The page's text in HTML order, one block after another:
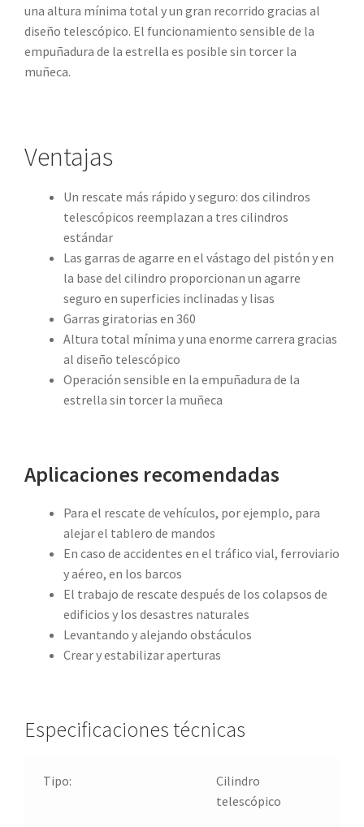
una altura mínima total y un gran recorrido gracias al
diseño telescópico. El funcionamiento sensible de la
empuñadura de la estrella es posible sin torcer la
muñeca.
Ventajas
Un rescate más rápido y seguro: dos cilindros
telescópicos reemplazan a tres cilindros
estándar
Las garras de agarre en el vástago del pistón y en
la base del cilindro proporcionan un agarre
seguro en superficies inclinadas y lisas
Garras giratorias en 360
Altura total mínima y una enorme carrera gracias
al diseño telescópico
Operación sensible en la empuñadura de la
estrella sin torcer la muñeca
Aplicaciones recomendadas
Para el rescate de vehículos, por ejemplo, para
alejar el tablero de mandos
En caso de accidentes en el tráfico vial, ferroviario
y aéreo, en los barcos
El trabajo de rescate después de los colapsos de
edificios y los desastres naturales
Levantando y alejando obstáculos
Crear y estabilizar aperturas
Especificaciones técnicas
Tipo:
Cilindro
telescópico